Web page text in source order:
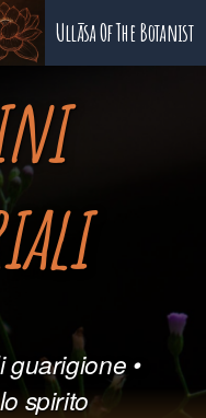
Ullāsa Of The Botanist
guarigione •
spirito